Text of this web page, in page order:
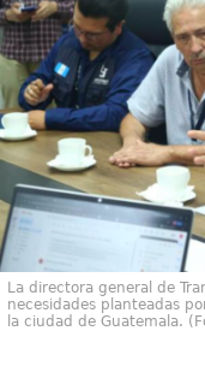
La directora general de
necesidades planteadas
la ciudad de Guatemala.